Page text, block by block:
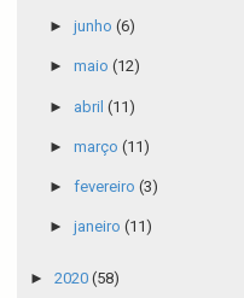
► junho (6)
► maio (12)
► abril (11)
► março (11)
► fevereiro (3)
► janeiro (11)
► 2020 (58)